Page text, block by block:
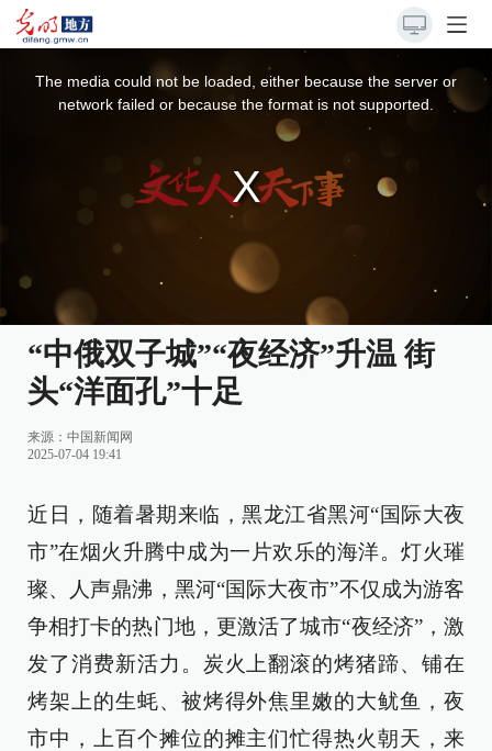
The media could not be loaded, either because the server or
network failed or because the format is not supported.
“中俄双子城”“夜经济”升温 街
头“洋面孔”十足
来源： 中国新闻网
2025-07-04 19:41
近日，随着暑期来临，黑龙江省黑河“国际大夜
市”在烟火升腾中成为一片欢乐的海洋。灯火璀
璨、人声鼎沸，黑河“国际大夜市”不仅成为游客
争相打卡的热门地，更激活了城市“夜经济”，激
发了消费新活力。炭火上翻滚的烤猪蹄、铺在
烤架上的生蚝、被烤得外焦里嫩的大鱿鱼，夜
市中，上百个摊位的摊主们忙得热火朝天，来